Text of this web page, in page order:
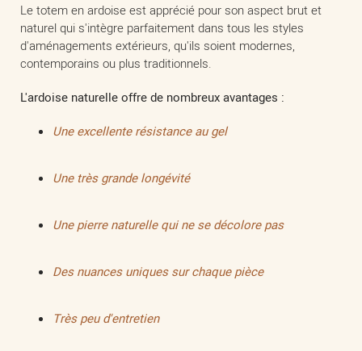
Le totem en ardoise est apprécié pour son aspect brut et
naturel qui s'intègre parfaitement dans tous les styles
d'aménagements extérieurs, qu'ils soient modernes,
contemporains ou plus traditionnels.
L'ardoise naturelle offre de nombreux avantages :
Une excellente résistance au gel
Une très grande longévité
Une pierre naturelle qui ne se décolore pas
Des nuances uniques sur chaque pièce
Très peu d'entretien